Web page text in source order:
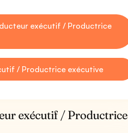
exécutif / Productrice
/ Productrice exécutive
exécutif / Productrice